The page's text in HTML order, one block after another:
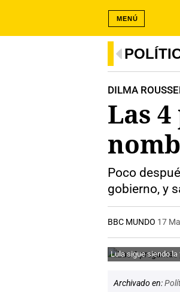
MENÚ
DILMA
Las
Poco
gobierno, y
BBC MUNDO 17
Lula sigue siendo la
Archivado en: